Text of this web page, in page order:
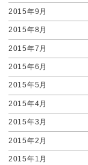
2015年9月
2015年8月
2015年7月
2015年6月
2015年5月
2015年4月
2015年3月
2015年2月
2015年1月